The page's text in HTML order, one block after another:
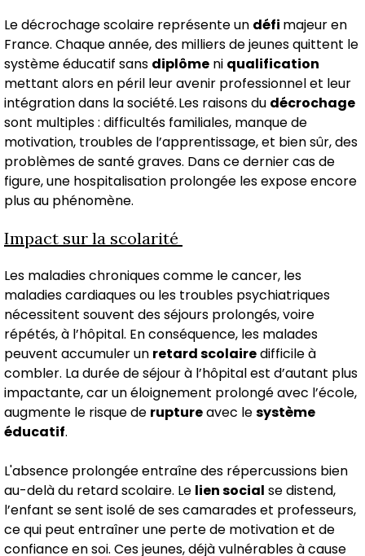
Le décrochage scolaire représente un défi majeur en
France. Chaque année, des milliers de jeunes quittent le
système éducatif sans diplôme ni qualification
mettant alors en péril leur avenir professionnel et leur
intégration dans la société. Les raisons du décrochage
sont multiples : difficultés familiales, manque de
motivation, troubles de l’apprentissage, et bien sûr, des
problèmes de santé graves. Dans ce dernier cas de
figure, une hospitalisation prolongée les expose encore
plus au phénomène.
Impact sur la scolarité
Les maladies chroniques comme le cancer, les
maladies cardiaques ou les troubles psychiatriques
nécessitent souvent des séjours prolongés, voire
répétés, à l’hôpital. En conséquence, les malades
peuvent accumuler un retard scolairedifficile à
combler. La durée de séjour à l’hôpital est d’autant plus
impactante, car un éloignement prolongé avec l’école,
augmente le risque de ruptureavec lesystème
éducatif.
L'absence prolongée entraîne des répercussions bien
au-delà du retard scolaire. Le lien social se distend,
l’enfant se sent isolé de ses camarades et professeurs,
ce qui peut entraîner une perte de motivation et de
confiance en soi. Ces jeunes, déjà vulnérables à cause